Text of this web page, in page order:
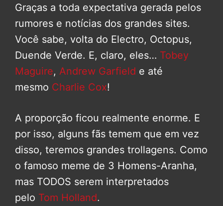
Graças a toda expectativa gerada pelos
rumores e notícias dos grandes sites.
Você sabe, volta do Electro, Octopus,
Duende Verde. E, claro, eles… Tobey
Maguire, Andrew Garfield e até
mesmo Charlie Cox!
A proporção ficou realmente enorme. E
por isso, alguns fãs temem que em vez
disso, teremos grandes trollagens. Como
o famoso meme de 3 Homens-Aranha,
mas TODOS serem interpretados
pelo Tom Holland.